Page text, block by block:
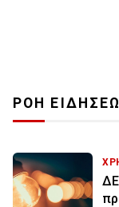
ΡΟΗ